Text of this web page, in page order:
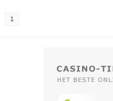
1